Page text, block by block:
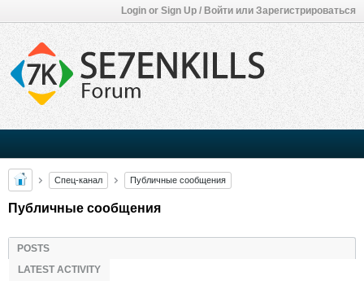
Login or Sign Up / Войти или Зарегистрироваться
Спец-канал Публичные сообщения
Публичные сообщения
POSTS
LATEST ACTIVITY